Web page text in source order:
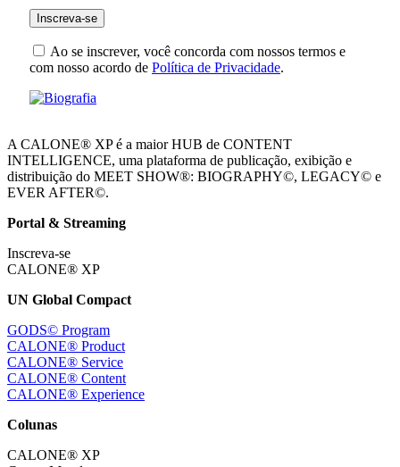
Ao se inscrever, você concorda com nossos termos e
com nosso acordo de Política de Privacidade.
A CALONE® XP é a maior HUB de CONTENT
INTELLIGENCE, uma plataforma de publicação, exibição e
distribuição do MEET SHOW®: BIOGRAPHY©, LEGACY© e
EVER AFTER©.
Portal & Streaming
Inscreva-se
CALONE® XP
UN Global Compact
GODS© Program
CALONE® Product
CALONE® Service
CALONE® Content
CALONE® Experience
Colunas
CALONE® XP